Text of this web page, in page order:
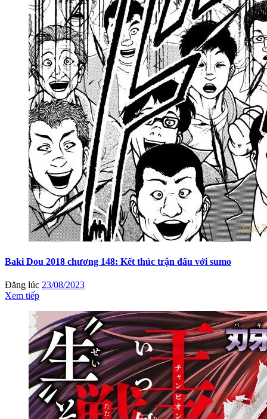
Baki Dou 2018 chương 148: Kết thúc trận đấu với sumo
Đăng lúc 23/08/2023
Xem tiếp